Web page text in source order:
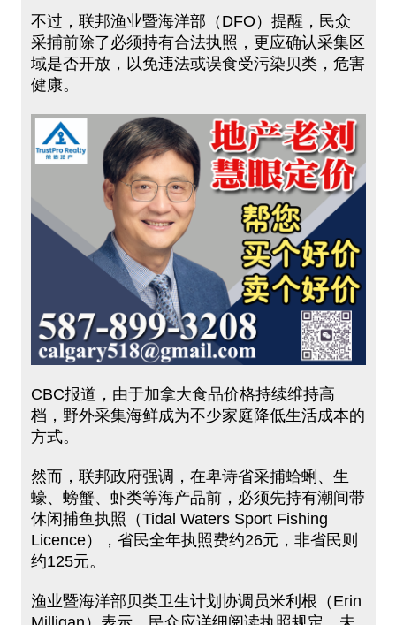
不过，联邦渔业暨海洋部（DFO）提醒，民众
采捕前除了必须持有合法执照，更应确认采集区
域是否开放，以免违法或误食受污染贝类，危害
健康。
CBC报道，由于加拿大食品价格持续维持高
档，野外采集海鲜成为不少家庭降低生活成本的
方式。
然而，联邦政府强调，在卑诗省采捕蛤蜊、生
蠔、螃蟹、虾类等海产品前，必须先持有潮间带
休闲捕鱼执照（Tidal Waters Sport Fishing
Licence），省民全年执照费约26元，非省民则
约125元。
渔业暨海洋部贝类卫生计划协调员米利根（Erin